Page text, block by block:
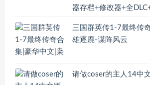
器存档+修改器+全
三国群英传1-7最终传
雄逐鹿-谋阵风云
请做coser的主人14中